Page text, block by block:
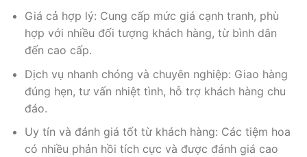
Giá cả hợp lý: Cung cấp mức giá cạnh tranh, phù
hợp với nhiều đối tượng khách hàng, từ bình dân
đến cao cấp.
Dịch vụ nhanh chóng và chuyên nghiệp: Giao hàng
đúng hẹn, tư vấn nhiệt tình, hỗ trợ khách hàng chu
đáo.
Uy tín và đánh giá tốt từ khách hàng: Các tiệm hoa
có nhiều phản hồi tích cực và được đánh giá cao